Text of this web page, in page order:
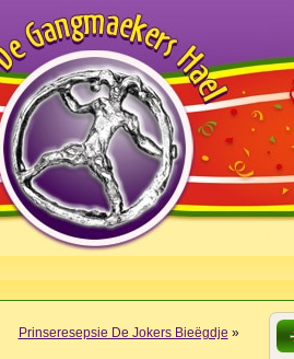
Prinseresepsie De Jokers Bieëgdje »